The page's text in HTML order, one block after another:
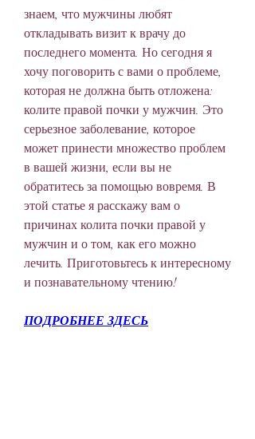
знаем, что мужчины любят
откладывать визит к врачу до
последнего момента. Но сегодня я
хочу поговорить с вами о проблеме,
которая не должна быть отложена:
колите правой почки у мужчин. Это
серьезное заболевание, которое
может принести множество проблем
в вашей жизни, если вы не
обратитесь за помощью вовремя. В
этой статье я расскажу вам о
причинах колита почки правой у
мужчин и о том, как его можно
лечить. Приготовьтесь к интересному
и познавательному чтению!
ПОДРОБНЕЕ ЗДЕСЬ